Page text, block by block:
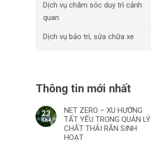
Dịch vụ chăm sóc duy trì cảnh
quan
Dịch vụ bảo trì, sửa chữa xe
Thông tin mới nhất
23
Th4
NET ZERO – XU HƯỚNG
TẤT YẾU TRONG QUẢN LÝ
CHẤT THẢI RẮN SINH
HOẠT